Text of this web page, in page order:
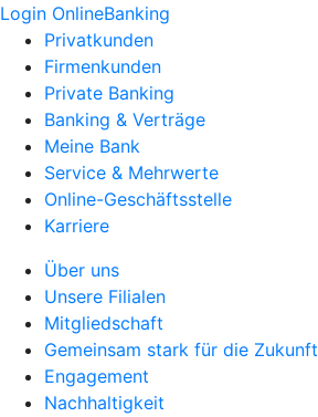
Login OnlineBanking
Privatkunden
Firmenkunden
Private Banking
Banking & Verträge
Meine Bank
Service & Mehrwerte
Online-Geschäftsstelle
Karriere
Über uns
Unsere Filialen
Mitgliedschaft
Gemeinsam stark für die Zukunft
Engagement
Nachhaltigkeit